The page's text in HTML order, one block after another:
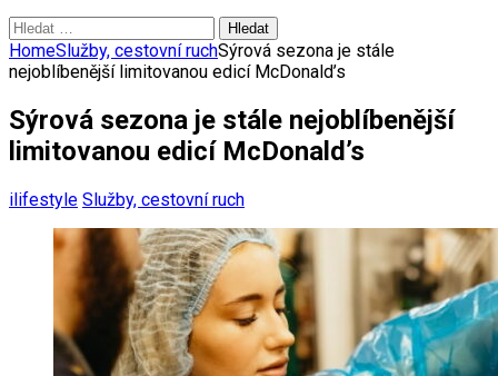
Vyhledávání
HomeSlužby, cestovní ruchSýrová sezona je stále
nejoblíbenější limitovanou edicí McDonald’s
Sýrová sezona je stále nejoblíbenější
limitovanou edicí McDonald’s
ilifestyle Služby, cestovní ruch